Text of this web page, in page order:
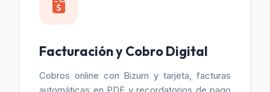
Facturación y Cobro Digital
Cobros online con Bizum y tarjeta, facturas